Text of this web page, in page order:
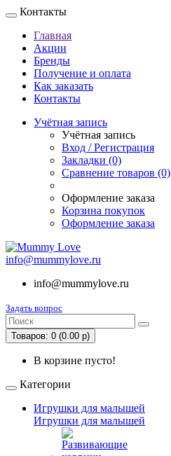
Контакты
Главная
Акции
Бренды
Получение и оплата
Как заказать
Контакты
Учётная запись
Учётная запись
Вход / Регистрация
Закладки (0)
Сравнение товаров (0)
Оформление заказа
Корзина покупок
Оформление заказа
info@mummylove.ru
info@mummylove.ru
Задать вопрос
Товаров: 0 (0.00 р)
В корзине пусто!
Категории
Игрушки для малышей
Игрушки для малышей